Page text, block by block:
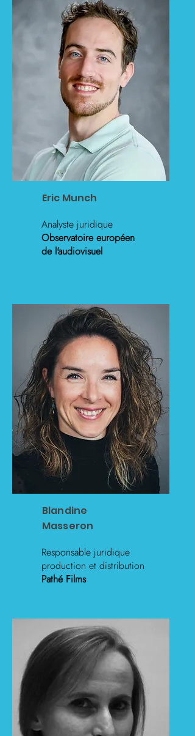
Eric Munch
Analyste juridique
Observatoire européen
de l'audiovisuel
Blandine
Masseron
Responsable juridique
production et distribution
Pathé Films